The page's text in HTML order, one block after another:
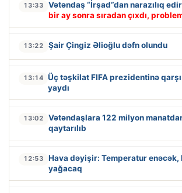
13:33 Vətəndaş “İrşad”dan narazılıq
bir ay sonra sıradan çıxdı,
13:22 Şair Çingiz Əlioğlu dəfn olundu
13:14 Üç təşkilat FIFA prezidentinə
yaydı
13:02
Vətəndaşlara 122 milyon
qaytarılıb
12:53
Hava dəyişir: Temperatur enəcək,
yağacaq